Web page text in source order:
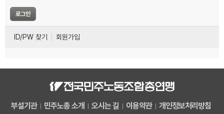
ID/PW 찾기 회원가입
부설기관 민주노총 소개 오시는 길 이용약관 개인정보처리방침